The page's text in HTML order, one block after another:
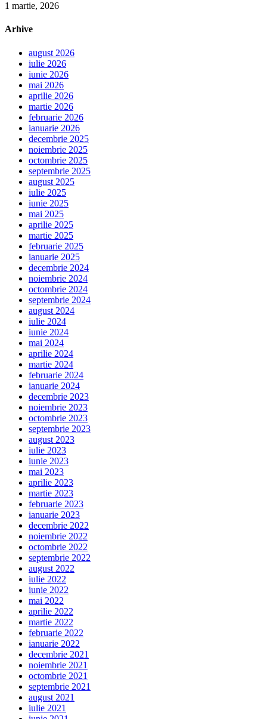
1 martie, 2026
Arhive
august 2026
iulie 2026
iunie 2026
mai 2026
aprilie 2026
martie 2026
februarie 2026
ianuarie 2026
decembrie 2025
noiembrie 2025
octombrie 2025
septembrie 2025
august 2025
iulie 2025
iunie 2025
mai 2025
aprilie 2025
martie 2025
februarie 2025
ianuarie 2025
decembrie 2024
noiembrie 2024
octombrie 2024
septembrie 2024
august 2024
iulie 2024
iunie 2024
mai 2024
aprilie 2024
martie 2024
februarie 2024
ianuarie 2024
decembrie 2023
noiembrie 2023
octombrie 2023
septembrie 2023
august 2023
iulie 2023
iunie 2023
mai 2023
aprilie 2023
martie 2023
februarie 2023
ianuarie 2023
decembrie 2022
noiembrie 2022
octombrie 2022
septembrie 2022
august 2022
iulie 2022
iunie 2022
mai 2022
aprilie 2022
martie 2022
februarie 2022
ianuarie 2022
decembrie 2021
noiembrie 2021
octombrie 2021
septembrie 2021
august 2021
iulie 2021